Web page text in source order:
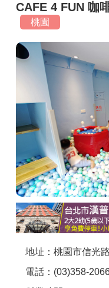
最新留言
商家合作
推薦景點
討論區
聯絡我們
APP下載
CAFE 4 FUN 咖
桃園
地址：桃園市信光
電話：(03)358-